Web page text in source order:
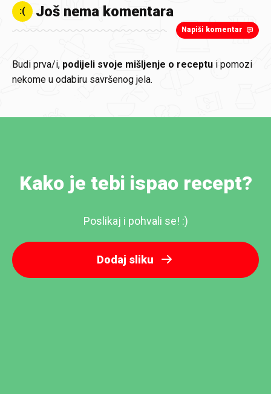
:( Još nema komentara
Napiši komentar
Budi prva/i, podijeli svoje mišljenje o receptu i pomozi
nekome u odabiru savršenog jela.
Kako je tebi ispao recept?
Poslikaj i pohvali se! :)
Dodaj sliku